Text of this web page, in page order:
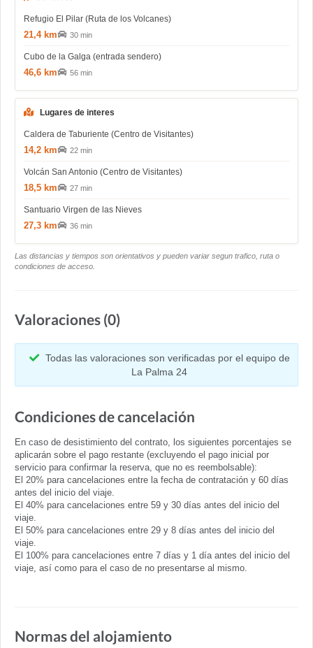
Refugio El Pilar (Ruta de los Volcanes)
21,4 km 30 min
Cubo de la Galga (entrada sendero)
46,6 km 56 min
Lugares de interes
Caldera de Taburiente (Centro de Visitantes)
14,2 km 22 min
Volcán San Antonio (Centro de Visitantes)
18,5 km 27 min
Santuario Virgen de las Nieves
27,3 km 36 min
Las distancias y tiempos son orientativos y pueden variar segun trafico, ruta o
condiciones de acceso.
Valoraciones (0)
Todas las valoraciones son verificadas por el equipo de
La Palma 24
Condiciones de cancelación
En caso de desistimiento del contrato, los siguientes porcentajes se
aplicarán sobre el pago restante (excluyendo el pago inicial por
servicio para confirmar la reserva, que no es reembolsable):
El 20% para cancelaciones entre la fecha de contratación y 60 días
antes del inicio del viaje.
El 40% para cancelaciones entre 59 y 30 días antes del inicio del
viaje.
El 50% para cancelaciones entre 29 y 8 días antes del inicio del
viaje.
El 100% para cancelaciones entre 7 días y 1 día antes del inicio del
viaje, así como para el caso de no presentarse al mismo.
Normas del alojamiento